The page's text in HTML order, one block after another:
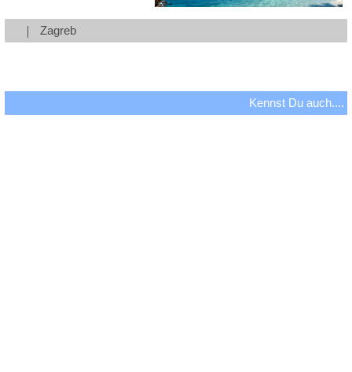
Zagreb
Kennst Du auch....